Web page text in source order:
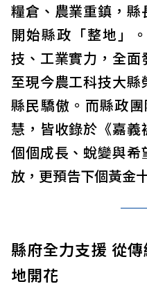
糧倉、農業重鎮，縣
開始縣政「整地」
技、工業實力，全
至現今農工科技大
縣民驕傲。而縣政
慧，皆收錄於《嘉
個個成長、蛻變與
放，更預告下個黃金
縣府全力支援 從
地開花